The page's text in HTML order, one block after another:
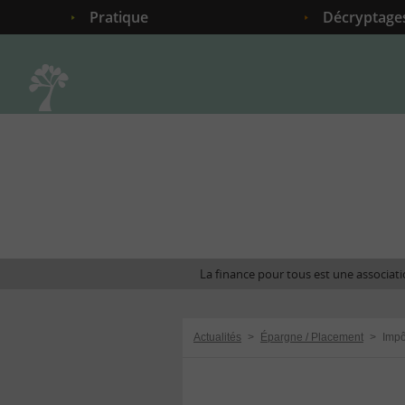
Pratique
La finance pour tous est une
Actualités > Épargne / Placement >